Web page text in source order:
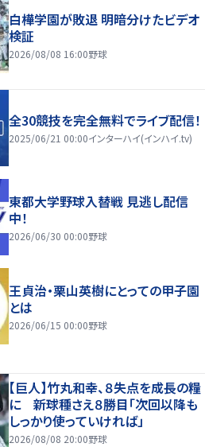
白樺学園が敗退 明暗分けたビデオ
検証
2026/08/08 16:00野球
全30競技を完全無料でライブ配信！
2025/06/21 00:00インターハイ(インハイ.tv)
東都大学野球入替戦 見逃し配信
中！
2026/06/30 00:00野球
王貞治・栗山英樹にとっての甲子園
とは
2026/06/15 00:00野球
【巨人】竹丸和幸、８失点を成長の糧
に 新球種さえ８勝目「次回以降も
しっかり使っていければ」
2026/08/08 20:00野球